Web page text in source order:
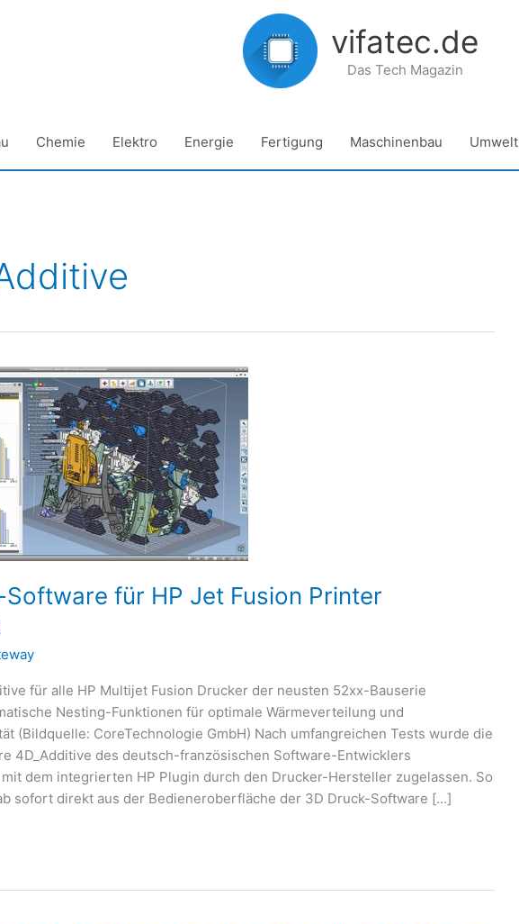
vifatec.de
Das Tech Magazin
Chemie Elektro Energie Fertigung Maschinenbau Umwelt
für HP Jet Fusion Printer
für alle HP Multijet Fusion Drucker der neusten 52xx-Bauserie
Nesting-Funktionen für optimale Wärmeverteilung und
(Bildquelle: CoreTechnologie GmbH) Nach umfangreichen Tests wurde die
4D_Additive des deutsch-französischen Software-Entwicklers
dem integrierten HP Plugin durch den Drucker-Hersteller zugelassen. So
sofort direkt aus der Bedieneroberfläche der 3D Druck-Software […]